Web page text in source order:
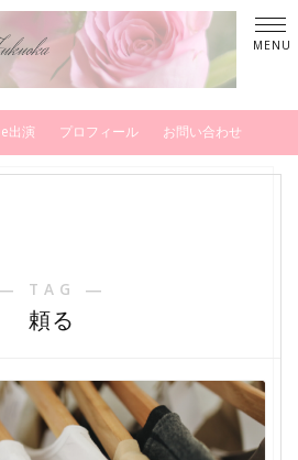
出演 プロフィール お問い合わせ
TAG ―
頼る